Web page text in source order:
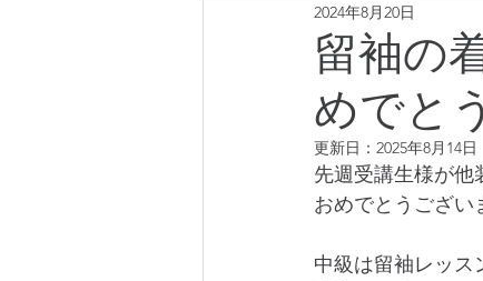
イベント コーデのコツ
留袖の
めでと
2024年8月20日
更新日： 2025年8月14日
先週受講生様が他
おめでとうござい
中級は留袖レッス